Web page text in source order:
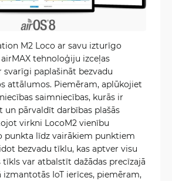
M2 Loco ar savu izturīgo
tehnoloģiju izceļas
svarīgi paplašināt bezvadu
attālumos. Piemēram, aplūkojiet
saimniecības, kurās ir
un pārvaldīt darbības plašās
virkni LocoM2 vienību
punkta līdz vairākiem punktiem
bezvadu tīklu, kas aptver visu
tīkls var atbalstīt dažādas precīzajā
izmantotās IoT ierīces, piemēram,